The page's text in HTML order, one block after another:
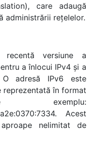
care adaugă
administrării rețelelor.
versiune a
a înlocui IPv4 și a
O adresă IPv6 este
în format
exemplu:
Acest
nelimitat de